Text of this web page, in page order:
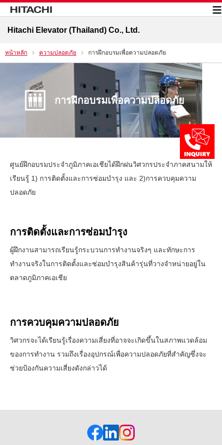
Hitachi Elevator (Thailand) Co., Ltd.
หน้าหลัก ความปลอดภัย การฝึกอบรมเพื่อความปลอดภัย
การฝึกอบรมเพื่อความปลอดภัย
ศูนย์ฝึกอบรมประจำภูมิภาคเอเชียได้ฝึกฝนวิศวกรประจำภาคสนามให้
เรียนรู้ 1) การติดตั้งและการซ่อมบำรุง และ 2)การควบคุมความ
ปลอดภัย
การติดตั้งและการซ่อมบำรุง
ผู้ฝึกงานสามารถเรียนรู้กระบวนการทำงานจริงๆ และทักษะการ
ทำงานจริงในการติดตั้งและซ่อมบำรุงสินค้ารุ่นที่วางจำหน่ายอยู่ใน
ตลาดภูมิภาคเอเชีย
การควบคุมความปลอดภัย
วิศวกรจะได้เรียนรู้เรื่องความเสี่ยงที่อาจจะเกิดขึ้นในสภาพแวดล้อม
ของการทำงาน รวมถึงเรื่องอุปกรณ์เพื่อความปลอดภัยที่สำคัญซึ่งจะ
ช่วยป้องกันความเสี่ยงดังกล่าวได้